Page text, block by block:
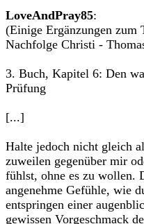
LoveAndPray85:
(Einige Ergänzungen zum
Nachfolge Christi -
3. Buch, Kapitel 6: Den
Prüfung
[...]
Halte jedoch nicht gleich
zuweilen gegenüber mir
fühlst, ohne es zu wollen.
angenehme Gefühle, wie
entspringen einer
gewissen Vorgeschmack